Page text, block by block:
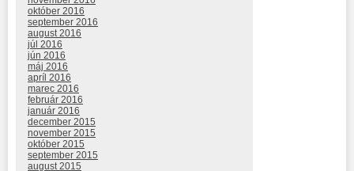
október 2016
september 2016
august 2016
júl 2016
jún 2016
máj 2016
apríl 2016
marec 2016
február 2016
január 2016
december 2015
november 2015
október 2015
september 2015
august 2015